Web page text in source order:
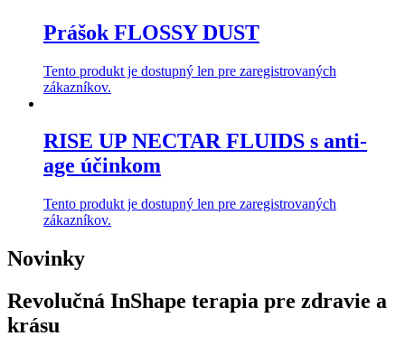
Prášok FLOSSY DUST
Tento produkt je dostupný len pre zaregistrovaných
zákazníkov.
RISE UP NECTAR FLUIDS s anti-
age účinkom
Tento produkt je dostupný len pre zaregistrovaných
zákazníkov.
Novinky
Revolučná InShape terapia pre zdravie a
krásu